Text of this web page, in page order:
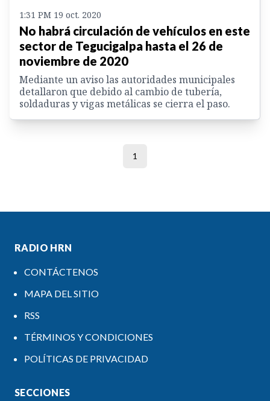
1:31 PM 19 oct. 2020
No habrá circulación de vehículos en este
sector de Tegucigalpa hasta el 26 de
noviembre de 2020
Mediante un aviso las autoridades municipales
detallaron que debido al cambio de tubería,
soldaduras y vigas metálicas se cierra el paso.
1
RADIO HRN
CONTÁCTENOS
MAPA DEL SITIO
RSS
TÉRMINOS Y CONDICIONES
POLÍTICAS DE PRIVACIDAD
SECCIONES